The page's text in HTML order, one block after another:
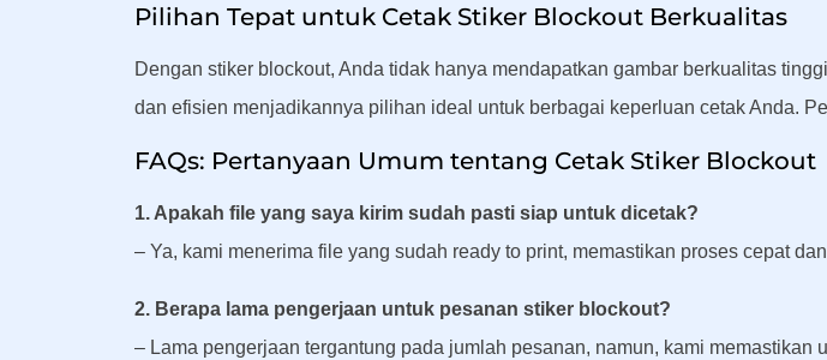
Pilihan Tepat untuk Cetak Stiker Blockout Berkualitas
Dengan stiker blockout, Anda tidak hanya mendapatkan gambar berkualitas
dan efisien menjadikannya pilihan ideal untuk berbagai keperluan cetak Anda.
FAQs: Pertanyaan Umum tentang Cetak Stiker Blockout
1. Apakah file yang saya kirim sudah pasti siap untuk dicetak?
– Ya, kami menerima file yang sudah ready to print, memastikan proses cepat
2. Berapa lama pengerjaan untuk pesanan stiker blockout?
– Lama pengerjaan tergantung pada jumlah pesanan, namun, kami memastikan